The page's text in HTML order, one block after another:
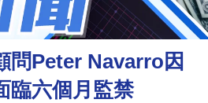
問Peter Navarro因
臨六個月監禁